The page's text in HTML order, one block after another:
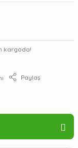
kargoda!
Paylaş